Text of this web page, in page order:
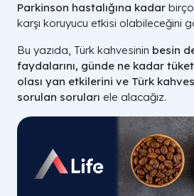
Parkinson hastalığına kadar
karşı koruyucu etkisi olabileceğini
Bu yazıda, Türk kahvesinin besin
faydalarını, günde ne kadar
olası yan etkilerini ve Türk
sorulan soruları ele alacağız.